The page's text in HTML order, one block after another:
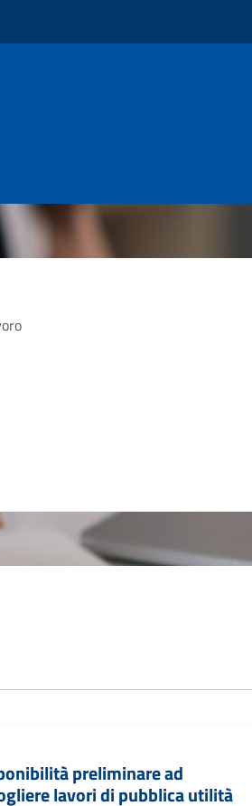
preliminare ad
lavori di pubblica utilità